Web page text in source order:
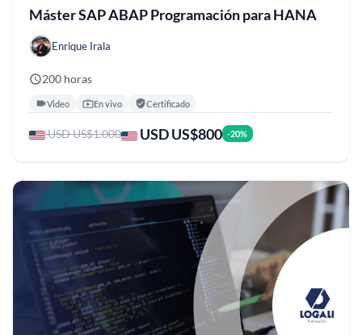
Máster SAP ABAP Programación para HANA
Enrique Irala
200 horas
Video En vivo Certificado
USD US$1.000 USD US$800 -20%